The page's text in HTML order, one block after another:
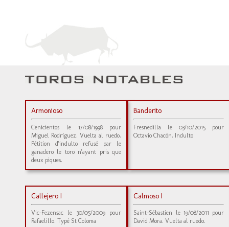
Armonioso
Cenicientos le 17/08/1998 pour
Miguel Rodríguez. Vuelta al ruedo.
Pétition d'indulto refusé par le
ganadero le toro n'ayant pris que
deux piques.
Banderito
Fresnedilla le 03/10/2015 pour
Octavio Chacón. Indulto
Callejero I
Vic-Fezensac le 30/05/2009 pour
Rafaelillo. Typé St Coloma
Calmoso I
Saint-Sébastien le 19/08/2011 pour
David Mora. Vuelta al ruedo.